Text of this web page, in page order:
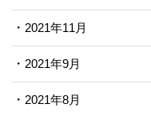
2021年11月
2021年9月
2021年8月